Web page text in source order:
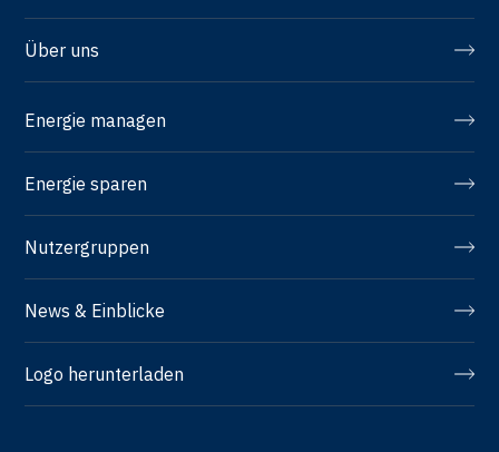
Über uns
Energie managen
Energie sparen
Nutzergruppen
News & Einblicke
Logo herunterladen